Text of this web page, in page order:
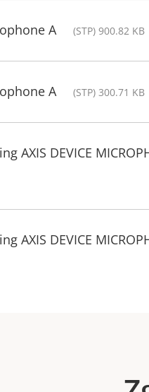
A (STP) 900.82 KB
A (STP) 300.71 KB
AXIS DEVICE
AXIS DEVICE